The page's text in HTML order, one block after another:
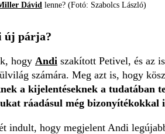
Dávid lenne? (Fotó: Szabolcs László)
új párja?
hogy Andi szakított Petivel, és az
számára. Meg azt is, hogy
a kijelentéseknek a tudatában
ráadásul még bizonyítékokkal
indult, hogy megjelent Andi